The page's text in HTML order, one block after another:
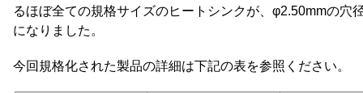
るほぼ全ての規格サイズのヒートシンクが、φ2.50mmの穴
になりました。
今回規格化された製品の詳細は下記の表を参照ください。